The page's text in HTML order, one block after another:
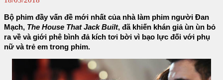
Bộ phim đầy vấn đề mới nhất của nhà làm phim người Đan
Mạch, The House That Jack Built, đã khiến khán giả ùn ùn bỏ
ra về và giới phê bình đả kích tơi bời vì bạo lực đối với phụ
nữ và trẻ em trong phim.